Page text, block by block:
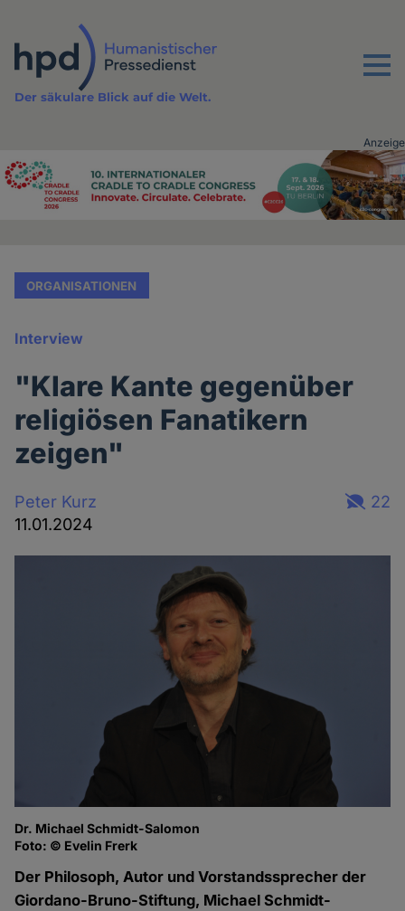
Inhalt
Menu
Der säkulare Blick auf die Welt.
Advertising
Anzeige
ORGANISATIONEN
Interview
"Klare Kante gegenüber
religiösen Fanatikern
zeigen"
Peter Kurz
11.01.2024
22
Dr. Michael Schmidt-Salomon
Foto: © Evelin Frerk
Der Philosoph, Autor und Vorstandssprecher der
Giordano-Bruno-Stiftung, Michael Schmidt-